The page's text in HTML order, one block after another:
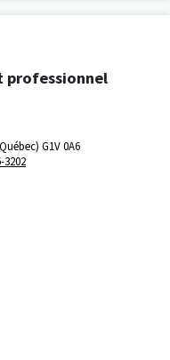
professionnel
G1V 0A6
3202